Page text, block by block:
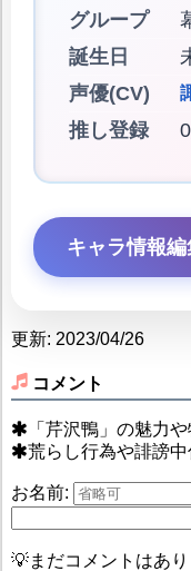
グループ
誕生日
声優(CV)
推し登録
キャラ情報編
更新: 2023/04/26
コメント
「芹沢鴨」の魅力
荒らし行為や誹謗
お名前:
💡まだコメントはあ